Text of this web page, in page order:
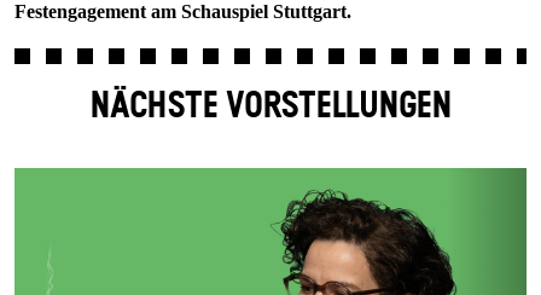
Festengagement am Schauspiel Stuttgart.
NÄCHSTE VORSTELLUNGEN